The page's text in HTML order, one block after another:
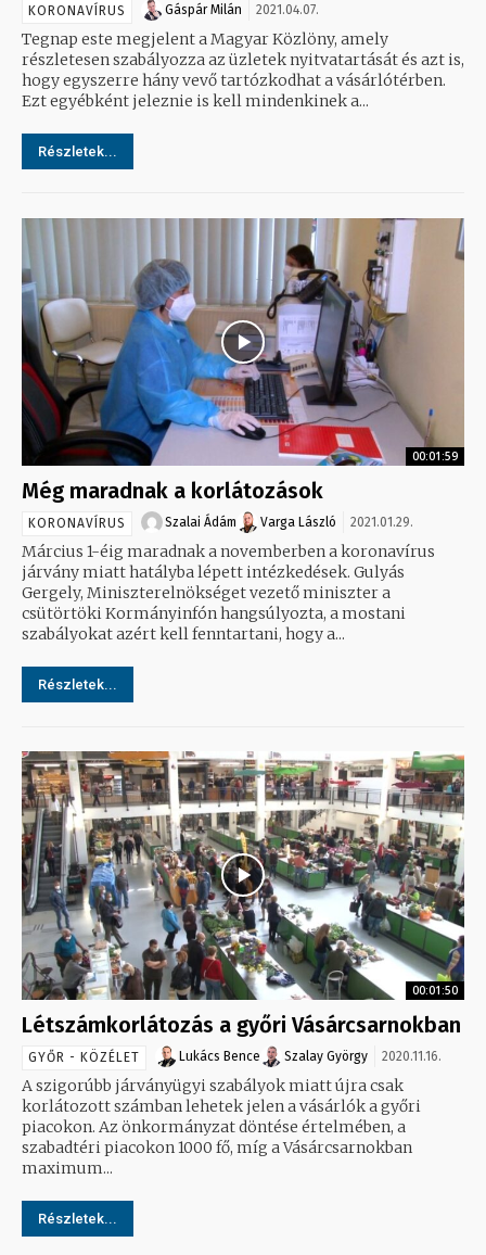
KORONAVÍRUS Gáspár Milán 2021.04.07.
Tegnap este megjelent a Magyar Közlöny, amely
részletesen szabályozza az üzletek nyitvatartását és azt is,
hogy egyszerre hány vevő tartózkodhat a vásárlótérben.
Ezt egyébként jeleznie is kell mindenkinek a...
Részletek...
00:01:59
Még maradnak a korlátozások
KORONAVÍRUS Szalai Ádám Varga László 2021.01.29.
Március 1-éig maradnak a novemberben a koronavírus
járvány miatt hatályba lépett intézkedések. Gulyás
Gergely, Miniszterelnökséget vezető miniszter a
csütörtöki Kormányinfón hangsúlyozta, a mostani
szabályokat azért kell fenntartani, hogy a...
Részletek...
00:01:50
Létszámkorlátozás a győri Vásárcsarnokban
GYŐR - KÖZÉLET Lukács Bence Szalay György 2020.11.16.
A szigorúbb járványügyi szabályok miatt újra csak
korlátozott számban lehetek jelen a vásárlók a győri
piacokon. Az önkormányzat döntése értelmében, a
szabadtéri piacokon 1000 fő, míg a Vásárcsarnokban
maximum...
Részletek...